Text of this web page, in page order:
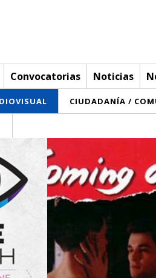
Convocatorias Noticias
CIUDADANÍA /